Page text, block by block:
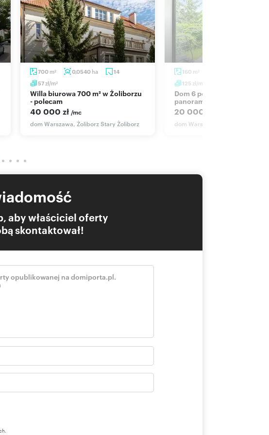
CRM (asaricrm.com)
700 m2 0,0540 ha
14
57zł/m2
Willa biurowa 700 m² w Żoliborzu
- polecam
40 000 zł /mc
dom Warszawa, Żoliborz Stary Żoliborz
160 m 2
125 zł/m
Dom 6 pokoi 160 m² z ogrodem i
panoramicznymi
20 000 zł
dom Warszawa, Żoliborz, Stary
aby właściciel oferty
skontaktował!